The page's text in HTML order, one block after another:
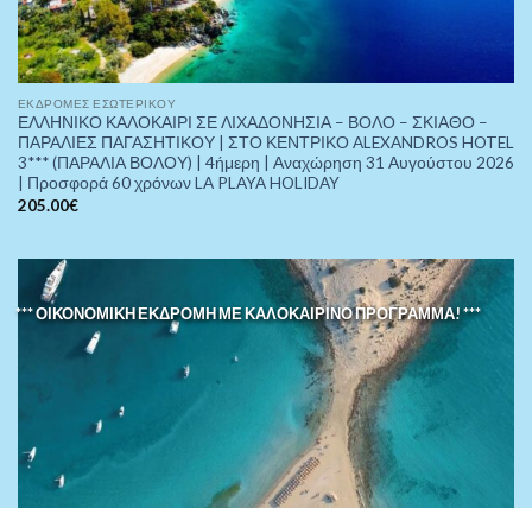
ΕΚΔΡΟΜΈΣ ΕΣΩΤΕΡΙΚΟΎ
ΕΛΛΗΝΙΚΟ ΚΑΛΟΚΑΙΡΙ ΣΕ ΛΙΧΑΔΟΝΗΣΙΑ – ΒΟΛΟ – ΣΚΙΑΘΟ –
ΠΑΡΑΛΙΕΣ ΠΑΓΑΣΗΤΙΚΟΥ | ΣΤΟ ΚΕΝΤΡΙΚΟ ALEXANDROS HOTEL
3*** (ΠΑΡΑΛΙΑ ΒΟΛΟΥ) | 4ήμερη | Αναχώρηση 31 Αυγούστου 2026
| Προσφορά 60 χρόνων LA PLAYA HOLIDAY
205.00€
*** ΟΙΚΟΝΟΜΙΚΗ ΕΚΔΡΟΜΗ ΜΕ ΚΑΛΟΚΑΙΡΙΝΟ ΠΡΟΓΡΑΜΜΑ! ***